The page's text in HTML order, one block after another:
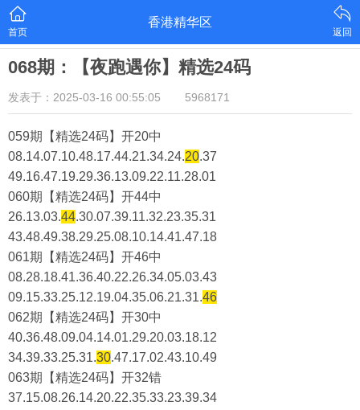
首页
香港精华区
返回
068期：【夜跑遇你】精选24码
发表于：2025-03-16 00:55:05 5968171
059期【精选24码】开20中
08.14.07.10.48.17.44.21.34.24.20.37
49.16.47.19.29.36.13.09.22.11.28.01
060期【精选24码】开44中
26.13.03.44.30.07.39.11.32.23.35.31
43.48.49.38.29.25.08.10.14.41.47.18
061期【精选24码】开46中
08.28.18.41.36.40.22.26.34.05.03.43
09.15.33.25.12.19.04.35.06.21.31.46
062期【精选24码】开30中
40.36.48.09.04.14.01.29.20.03.18.12
34.39.33.25.31.30.47.17.02.43.10.49
063期【精选24码】开32错
37.15.08.26.14.20.22.35.33.23.39.34